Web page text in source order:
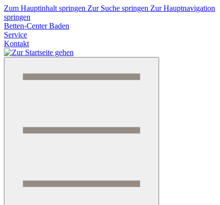
Zum Hauptinhalt springen Zur Suche springen Zur Hauptnavigation
springen
Betten-Center Baden
Service
Kontakt